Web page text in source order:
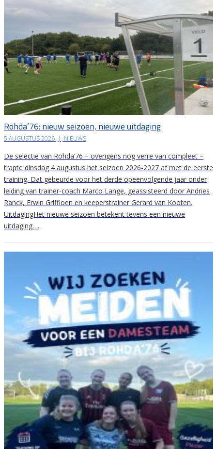
Rohda’76: nieuw seizoen, nieuwe uitdaging
5 AUGUSTUS 2026 | NIEUWS
De selectie van Rohda’76 – overigens nog verre van compleet –
trapte dinsdag 4 augustus het seizoen 2026-2027 af met de eerste
training. Dat gebeurde voor het derde opeenvolgende jaar onder
leiding van trainer-coach Marco Lange, geassisteerd door Andries
Ranck, Erwin Griffioen en keeperstrainer Gerard van Kooten.
UitdagingHet nieuwe seizoen betekent tevens een nieuwe
uitdaging….